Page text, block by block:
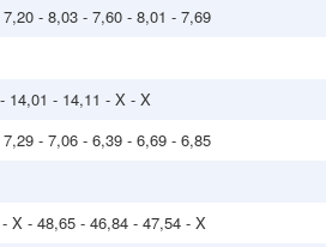
- 8,03 - 7,60 - 8,01 - 7,69
14,01 - 14,11 - X - X
- 7,06 - 6,39 - 6,69 - 6,85
X - 48,65 - 46,84 - 47,54 - X